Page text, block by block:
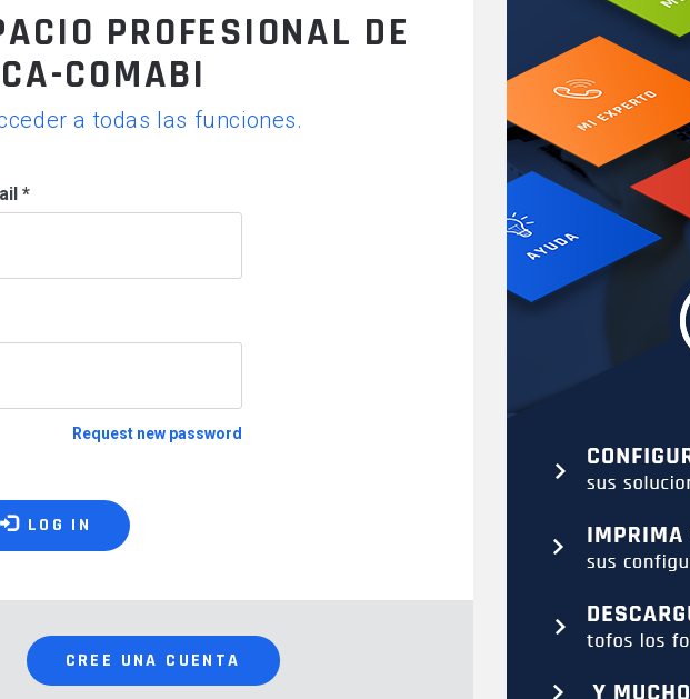
QSE
PROFESIONAL DE
COMABI
a todas las funciones.
*
Request new password
LOG IN
CREE UNA CUENTA